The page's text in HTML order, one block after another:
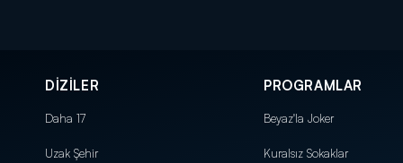
DİZİLER
Daha 17
Uzak Şehir
PROGRAMLAR
Beyaz'la Joker
Kuralsız Sokaklar